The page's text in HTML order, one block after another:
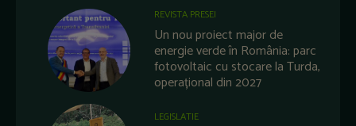
REVISTA PRESEI
Un nou proiect major de
energie verde în România: parc
fotovoltaic cu stocare la Turda,
operațional din 2027
LEGISLATIE